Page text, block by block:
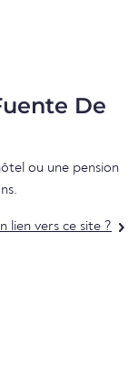
De
ou une pension
lien vers ce site ?